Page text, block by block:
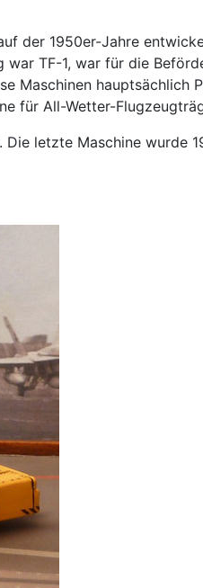
der 1950er-Jahre
war TF-1, war für die
Maschinen hauptsächlich
für All-Wetter-
letzte Maschine wurde